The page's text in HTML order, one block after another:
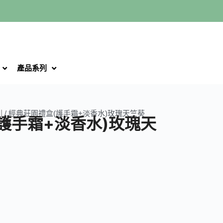
產品系列
/ 經典莊園禮盒(護手霜+淡香水)玫瑰天竺葵
手霜+淡香水)玫瑰天